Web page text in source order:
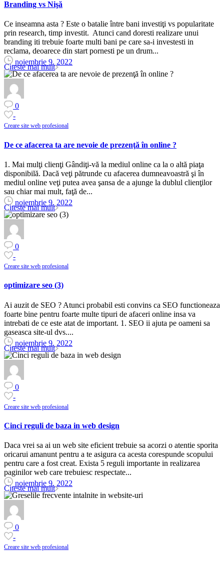
Branding vs Nişă
Ce inseamna asta ? Este o batalie între bani investiţi vs popularitate
prin research, timp investit. Atunci cand doresti realizare unui
branding iti trebuie foarte multi bani pe care sa-i investesti in
reclama, deoarece din start pornesti pe un drum...
noiembrie 9, 2022
Citeste mai mult
0
-
Creare site web profesional
De ce afacerea ta are nevoie de prezenţă în online ?
1. Mai mulţi clienţi Gândiţi-vă la mediul online ca la o altă piaţa
disponibilă. Dacă veţi pătrunde cu afacerea dumneavoastră şi în
mediul online veţi putea avea şansa de a ajunge la dublul clienţilor
sau chiar mai mult, faţă de...
noiembrie 9, 2022
Citeste mai mult
0
-
Creare site web profesional
optimizare seo (3)
Ai auzit de SEO ? Atunci probabil esti convins ca SEO functioneaza
foarte bine pentru foarte multe tipuri de afaceri online insa va
intrebati de ce este atat de important. 1. SEO ii ajuta pe oameni sa
gaseasca site-ul dvs....
noiembrie 9, 2022
Citeste mai mult
0
-
Creare site web profesional
Cinci reguli de baza in web design
Daca vrei sa ai un web site eficient trebuie sa acorzi o atentie sporita
oricarui amanunt pentru a te asigura ca acesta corespunde scopului
pentru care a fost creat. Exista 5 reguli importante in realizarea
paginilor web care trebuiesc respectate...
noiembrie 9, 2022
Citeste mai mult
0
-
Creare site web profesional